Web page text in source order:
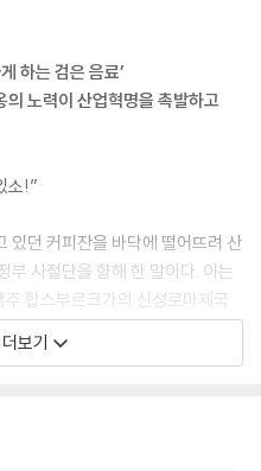
대인을 가스실로 몰아넣으며 ‘목
지닌 이중성
산지인 나라에 ‘극단적 모노컬
하는 검은 음료’
노력이 산업혁명을 촉발하고
소!”
있던 커피잔을 바닥에 떨어뜨려 산
부 사절단을 향해 한 말이다. 이는
합스부르크가의 신성로마제국
을 거부하는 사절단에게 엄포를 놓
리는 나쁜 습성이 몸에 밴 사람들
잔 같은 처지가 된 신성로마제국
보기